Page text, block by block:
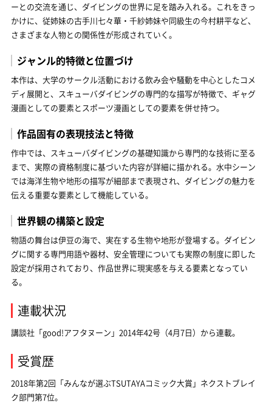
ーとの交流を通じ、ダイビングの世界に足を踏み入れる。これをきっ
かけに、従姉妹の古手川七々華・千紗姉妹や同級生の今村耕平など、
さまざまな人物との関係性が形成されていく。
ジャンル的特徴と位置づけ
本作は、大学のサークル活動における飲み会や騒動を中心としたコメ
ディ展開と、スキューバダイビングの専門的な描写が特徴で、ギャグ
漫画としての要素とスポーツ漫画としての要素を併せ持つ。
作品固有の表現技法と特徴
作中では、スキューバダイビングの基礎知識から専門的な技術に至る
まで、実際の資格制度に基づいた内容が詳細に描かれる。水中シーン
では海洋生物や地形の描写が細部まで表現され、ダイビングの魅力を
伝える重要な要素として機能している。
世界観の構築と設定
物語の舞台は伊豆の海で、実在する生物や地形が登場する。ダイビン
グに関する専門用語や器材、安全管理についても実際の制度に即した
設定が採用されており、作品世界に現実感を与える要素となってい
る。
連載状況
講談社「good!アフタヌーン」2014年42号（4月7日）から連載。
受賞歴
2018年第2回「みんなが選ぶTSUTAYAコミック大賞」ネクストブレイ
ク部門第7位。